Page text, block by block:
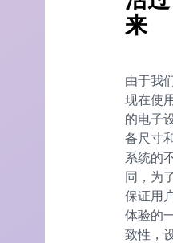
来
由于我
现在使
的电子
备尺寸
系统的
同，为
保证用
体验的
致性，